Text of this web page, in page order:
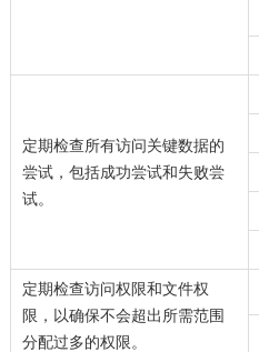
定期检查所有访问关键数据的
尝试，包括成功尝试和失败尝
试。
定期检查访问权限和文件权
限，以确保不会超出所需范围
分配过多的权限。